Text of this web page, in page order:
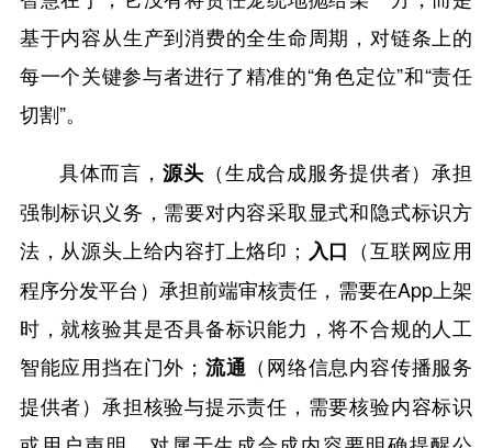
基于内容从生产到消费的全生命周期，对链条上的
每一个关键参与者进行了精准的“角色定位”和“责任
切割”。
具体而言，源头 （生成合成服务提供者）承担
强制标识义务，需要对内容采取显式和隐式标识方
法，从源头上给内容打上烙印； 入口 （互联网应用
程序分发平台）承担前端审核责任，需要在App上架
时，就核验其是否具备标识能力，将不合规的人工
智能应用挡在门外； 流通 （网络信息内容传播服务
提供者）承担核验与提示责任，需要核验内容标识